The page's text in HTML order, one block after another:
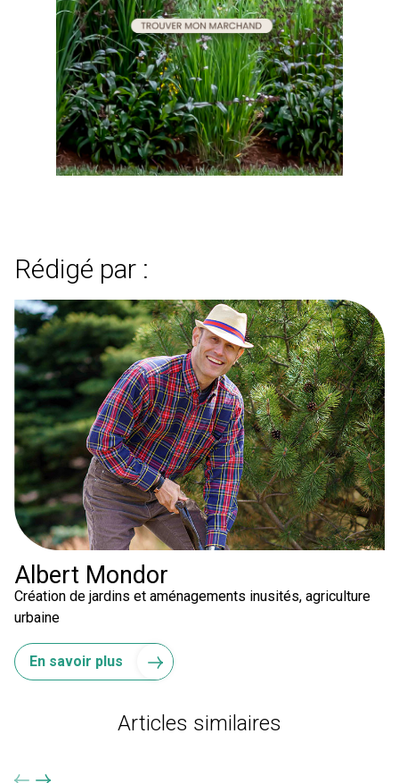
Rédigé par :
Albert Mondor
Création de jardins et aménagements inusités, agriculture
urbaine
En savoir plus
Articles similaires